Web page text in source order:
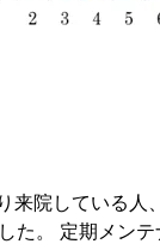
来院している
た。 定期メン